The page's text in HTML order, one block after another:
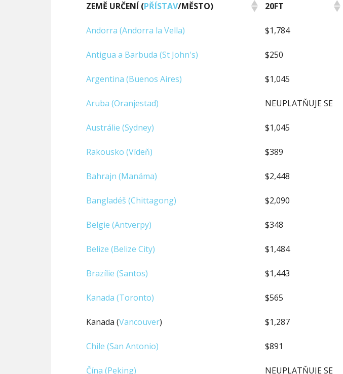
ZEMĚ URČENÍ (PŘÍSTAV/MĚSTO) 20FT
ZEMĚ URČENÍ (PŘÍSTAV/MĚSTO) 20FT
Andorra (Andorra la Vella) $1,784
Antigua a Barbuda (St John's) $250
Argentina (Buenos Aires) $1,045
Aruba (Oranjestad) NEUPLATŇUJE SE
Austrálie (Sydney) $1,045
Rakousko (Vídeň) $389
Bahrajn (Manáma) $2,448
Bangladéš (Chittagong) $2,090
Belgie (Antverpy) $348
Belize (Belize City) $1,484
Brazílie (Santos) $1,443
Kanada (Toronto) $565
Kanada (Vancouver) $1,287
Chile (San Antonio) $891
Čína (Peking) NEUPLATŇUJE SE